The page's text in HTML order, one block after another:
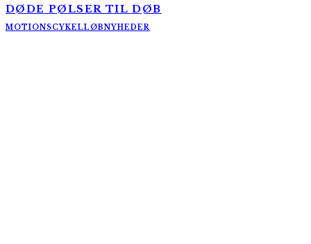
DØDE PØLSER TIL DØB
MOTIONSCYKELLØBNYHEDER